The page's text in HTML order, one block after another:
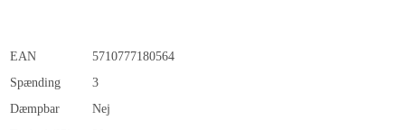
EAN
5710777180564
Spænding
3
Dæmpbar
Nej